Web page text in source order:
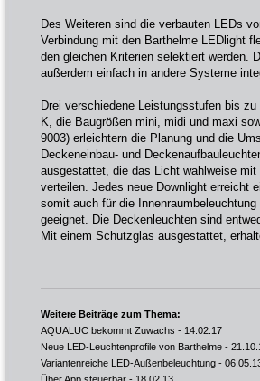
Des Weiteren sind die verbauten LEDs
Verbindung mit den Barthelme LEDlight
den gleichen Kriterien selektiert werden.
außerdem einfach in andere Systeme
Drei verschiedene Leistungsstufen bis
K, die Baugrößen mini, midi und maxi
9003) erleichtern die Planung und die
Deckeneinbau- und
ausgestattet, die das Licht wahlweise mit
verteilen. Jedes neue Downlight erreicht
somit auch für die
geeignet. Die Deckenleuchten sind
Mit einem Schutzglas ausgestattet,
Weitere Beiträge zum Thema:
AQUALUC bekommt Zuwachs - 14.02.17
Neue LED-Leuchtenprofile von Barthelme -
Variantenreiche LED-Außenbeleuchtung -